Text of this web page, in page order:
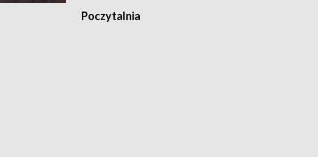
Poczytalnia